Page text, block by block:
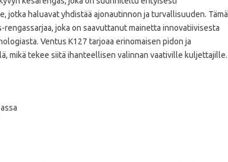
jotka haluavat yhdistää ajonautinnon ja turvallisuuden. Tämä
joka on saavuttanut mainetta innovatiivisesta
Ventus K127 tarjoaa erinomaisen pidon ja
mikä tekee siitä ihanteellisen valinnan vaativille kuljettajille.